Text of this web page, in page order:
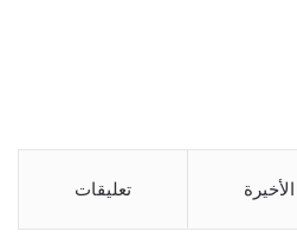
الأخيرة تعليقات